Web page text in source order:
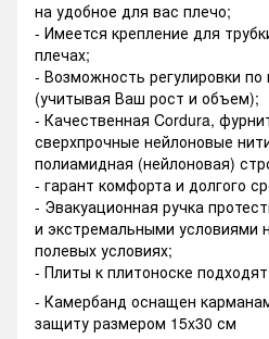
на удобное для вас плечо;
- Имеется крепление для
плечах;
- Возможность регулировки
(учитывая Ваш рост и объем);
- Качественная Cordura,
сверхпрочные нейлоновые
полиамидная (нейлоновая)
- гарант комфорта и долгого
- Эвакуационная ручка
и экстремальными условиями
полевых условиях;
- Плиты к плитоноске
- Камербанд оснащен
защиту размером 15x30 см